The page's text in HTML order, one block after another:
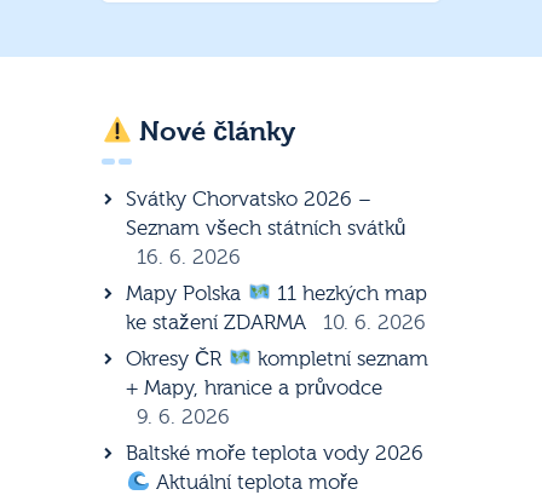
Nové články
Svátky Chorvatsko 2026 –
Seznam všech státních svátků
16. 6. 2026
Mapy Polska
11 hezkých map
ke stažení ZDARMA
10. 6. 2026
Okresy ČR
kompletní seznam
+ Mapy, hranice a průvodce
9. 6. 2026
Baltské moře teplota vody 2026
Aktuální teplota moře